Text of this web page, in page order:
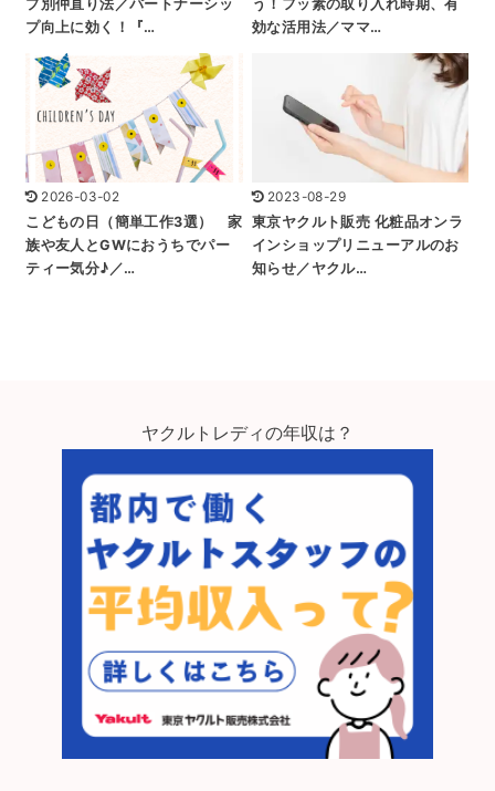
プ別仲直り法／パートナーシッ
プ向上に効く！『…
う！フッ素の取り入れ時期、有
効な活用法／ママ…
2026-03-02
こどもの日（簡単工作3選） 家
族や友人とGWにおうちでパー
ティー気分♪／…
2023-08-29
東京ヤクルト販売 化粧品オンラ
インショップリニューアルのお
知らせ／ヤクル…
ヤクルトレディの年収は？